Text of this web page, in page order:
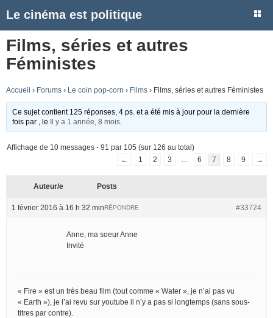
Le cinéma est politique
Films, séries et autres
Féministes
Accueil › Forums › Le coin pop-corn › Films › Films, séries et autres Féministes
Ce sujet contient 125 réponses, 4 ps. et a été mis à jour pour la dernière
fois par
, le Il y a 1 année, 8 mois
Affichage de 10 messages - 91 par 105 (sur 126 au total)
←
1 2 3 6 7 8 9 →
Auteur/e Posts
1 février 2016 à 16 h 32 min #33724
RÉPONDRE
Anne, ma soeur Anne
Invité
« Fire » est un très beau film (tout comme « Water », je n’ai pas vu
« Earth »), je l’ai revu sur youtube il n’y a pas si longtemps (sans sous-
titres par contre).